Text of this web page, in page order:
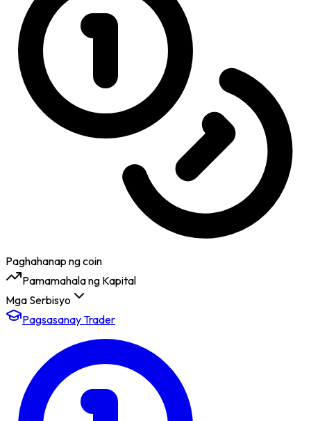
Paghahanap ng coin
Pamamahala ng Kapital
Mga Serbisyo
Pagsasanay Trader